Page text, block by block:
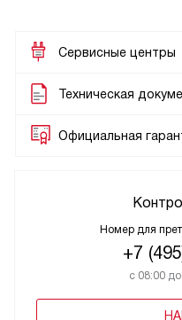
Сервисные центры
Техническая
Официальная
Номер для
+7
с 08:00